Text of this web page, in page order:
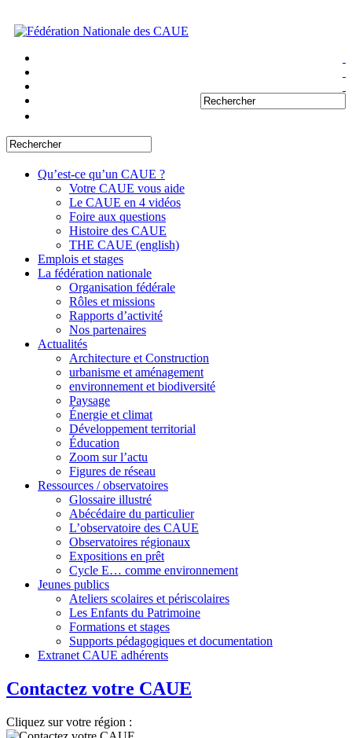
Qu’est-ce qu’un CAUE ?
Votre CAUE vous aide
Le CAUE en 4 vidéos
Foire aux questions
Histoire des CAUE
THE CAUE (english)
Emplois et stages
La fédération nationale
Organisation fédérale
Rôles et missions
Rapports d’activité
Nos partenaires
Actualités
Architecture et Construction
urbanisme et aménagement
environnement et biodiversité
Paysage
Énergie et climat
Développement territorial
Éducation
Zoom sur l’actu
Figures de réseau
Ressources / observatoires
Glossaire illustré
Abécédaire du particulier
L’observatoire des CAUE
Observatoires régionaux
Expositions en prêt
Cycle E… comme environnement
Jeunes publics
Ateliers scolaires et périscolaires
Les Enfants du Patrimoine
Formations et stages
Supports pédagogiques et documentation
Extranet CAUE adhérents
Contactez votre CAUE
Cliquez sur votre région :